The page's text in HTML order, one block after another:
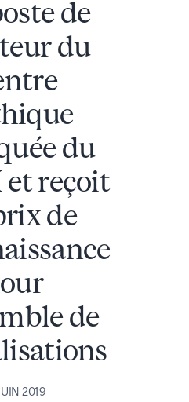
de
du
du
et reçoit
de
de
2019